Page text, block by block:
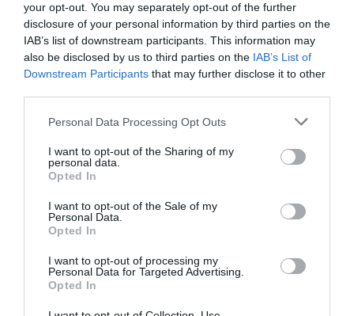
your opt-out. You may separately opt-out of the further
disclosure of your personal information by third parties on the
IAB’s list of downstream participants. This information may
also be disclosed by us to third parties on the IAB’s List of
Downstream Participants that may further disclose it to other
Personal Data Processing Opt Outs
I want to opt-out of the Sharing of my
personal data.
Opted In
I want to opt-out of the Sale of my
Personal Data.
Opted In
I want to opt-out of processing my
Personal Data for Targeted Advertising.
Opted In
INTERNACIONAL
Colombia. De la Espriella toma posesión
como presidente, entre amenazas terroristas
del ELN y el sabotaje de la Izquierda
Vox pide devolver a los hijos con sus padres...
progresista
Redacción
ECONOMÍA
Siemens baja en bolsa, pese a que vuelve a
Cristina Martín 06/08/26 15:12
“Sánchez es un sinvergüenza que ha